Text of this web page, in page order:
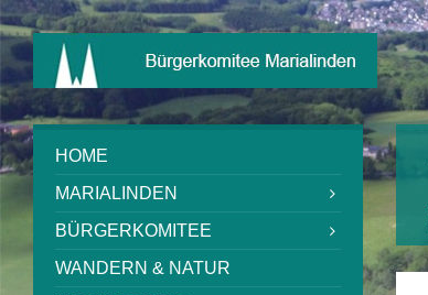
HOME
MARIALINDEN
BÜRGERKOMITEE
WANDERN & NATUR